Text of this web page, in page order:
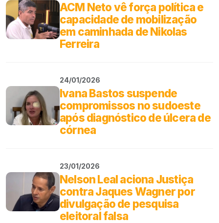
ACM Neto vê força política e
capacidade de mobilização
em caminhada de Nikolas
Ferreira
24/01/2026
Ivana Bastos suspende
compromissos no sudoeste
após diagnóstico de úlcera de
córnea
23/01/2026
Nelson Leal aciona Justiça
contra Jaques Wagner por
divulgação de pesquisa
eleitoral falsa